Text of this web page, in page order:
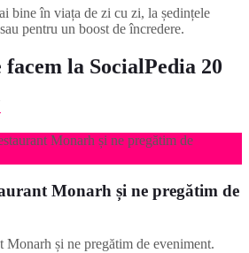
bine în viața de zi cu zi, la ședințele
pentru un boost de încredere.
facem la SocialPedia 20
Monarh și ne pregătim de
Monarh și ne pregătim de
Monarh și ne pregătim de eveniment.